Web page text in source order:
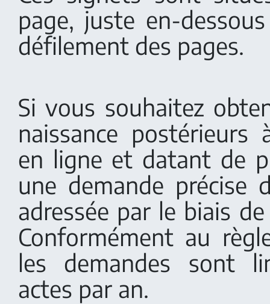
page, juste en-
défilement des pages.
Si vous souhaitez
naissance
en ligne et datant de
une demande précise
adressée par le biais
Conformément au
les demandes sont
actes par an.